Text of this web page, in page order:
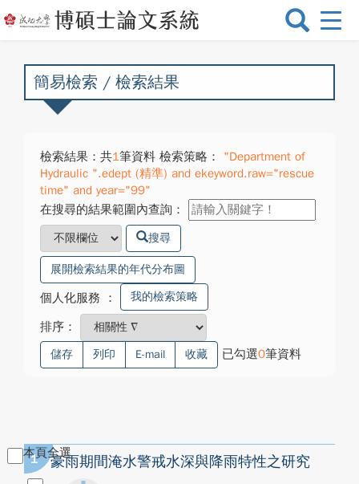
選
換
簡易檢索 / 檢索結果
檢索結果：共1筆資料 檢索策略：
"Department of
Hydraulic ".edept (精準) and ekeyword.raw="rescue
time" and year="99"
在搜尋的結果範圍內查詢：
搜尋
展開檢索結果的年代分布圖
個人化服務 ： 我的檢索策略
排序：
儲存 列印 E-mail 收藏 已勾選0筆資料
本頁全選
1 豪雨期間淹水警戒水深與降雨特性之研究